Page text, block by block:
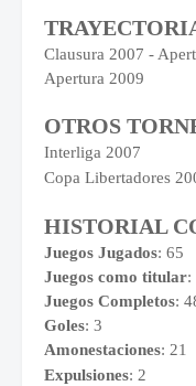
Clausura 2007 -
Apertura 2009
OTROS
Interliga 2007
Copa Libertadores
HISTORIAL
Juegos Jugados: 65
Juegos como titular:
Juegos Completos:
Goles: 3
Amonestaciones: 21
Expulsiones: 2